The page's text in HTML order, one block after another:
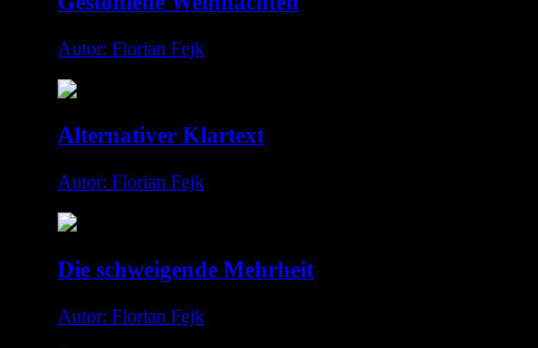
Autor: Florian Fejk
Alternativer Klartext
Autor: Florian Fejk
Die schweigende Mehrheit
Autor: Florian Fejk